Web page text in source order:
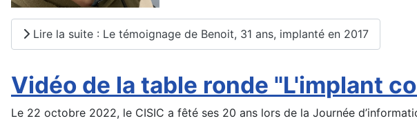
Lire la suite : Le témoignage de Benoit, 31 ans, implanté en 2017
Vidéo de la table ronde "L'implant
Le 22 octobre 2022, le CISIC a fêté ses 20 ans lors de la Journée